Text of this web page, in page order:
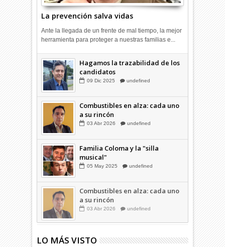
La prevención salva vidas
Ante la llegada de un frente de mal tiempo, la mejor
herramienta para proteger a nuestras familias e...
¿Votamos pensando en Chile?
14 Nov 2025
Hagamos la trazabilidad de los
candidatos
09 Dic 2025 undefined
Combustibles en alza: cada uno
a su rincón
03 Abr 2026 undefined
Familia Coloma y la "silla
musical"
05 May 2025 undefined
Combustibles en alza: cada uno
a su rincón
03 Abr 2026 undefined
LO MÁS VISTO